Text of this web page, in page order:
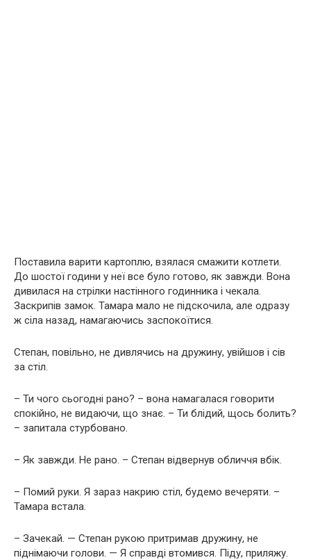
Поставила варити картоплю, взялася смажити котлети.
До шостої години у неї все було готово, як завжди. Вона
дивилася на стрілки настінного годинника і чекала.
Заскрипів замок. Тамара мало не підскочила, але одразу
ж сіла назад, намагаючись заспокоїтися.
Степан, повільно, не дивлячись на дружину, увійшов і сів
за стіл.
– Ти чого сьогодні рано? – вона намагалася говорити
спокійно, не видаючи, що знає. – Ти блідий, щось болить?
– запитала стурбовано.
– Як завжди. Не рано. – Степан відвернув обличчя вбік.
– Помий руки. Я зараз накрию стіл, будемо вечеряти. –
Тамара встала.
– Зачекай. — Степан рукою притримав дружину, не
піднімаючи голови. — Я справді втомився. Піду, приляжу.